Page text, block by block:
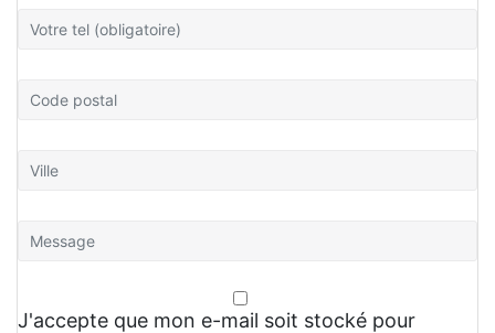
J'accepte que mon e-mail soit stocké pour